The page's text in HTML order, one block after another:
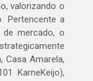
valorizando o
Pertencente a
mercado, o
Casa Amarela,
KarneKeijo),